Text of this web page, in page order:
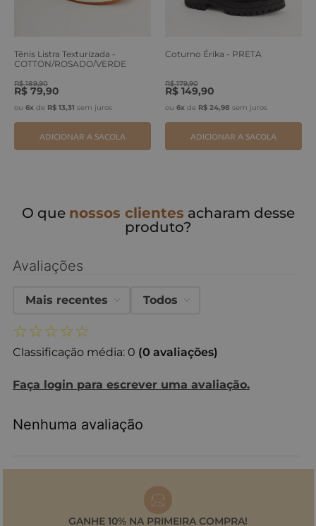
Tênis Listra Texturizada -
COTTON/ROSADO/VERDE
R$ 189,90
R$ 79,90
ou 6x de R$ 13,31 sem juros
ADICIONAR A SACOLA
Coturno Érika - PRETA
R$ 179,90
R$ 149,90
ou 6x de R$ 24,98 sem juros
ADICIONAR A SACOLA
O que nossos clientes acharam desse
produto?
Avaliações
☆☆☆☆☆
Classificação média: 0 (0 avaliações)
Faça login para escrever uma avaliação.
Mais recentes Todos
Nenhuma avaliação
GANHE 10% NA PRIMEIRA COMPRA!